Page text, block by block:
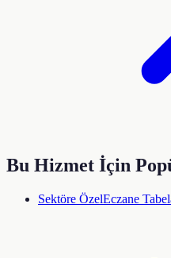
Bu Hizmet İçin
Sektöre ÖzelEczane